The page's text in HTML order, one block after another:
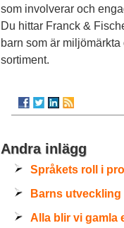
som involverar och
Du hittar Franck &
barn som är
sortiment.
Andra inlägg
Språkets roll i
Barns
Alla blir vi gamla